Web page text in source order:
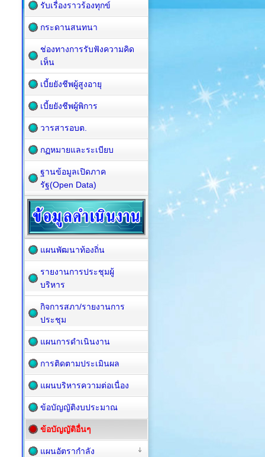
รับเรื่องราวร้องทุกข์
กระดานสนทนา
ช่องทางการรับฟังความคิด
เห็น
เบี้ยยังชีพผู้สูงอายุ
เบี้ยยังชีพผู้พิการ
วารสารอบต.
กฏหมายและระเบียบ
ฐานข้อมูลเปิดภาค
รัฐ(Open Data)
แผนพัฒนาท้องถิ่น
รายงานการประชุมผู้
บริหาร
กิจการสภา/รายงานการ
ประชุม
แผนการดำเนินงาน
การติดตามประเมินผล
แผนบริหารความต่อเนื่อง
ข้อบัญญัติงบประมาณ
ข้อบัญญัติอื่นๆ
แผนอัตรากำลัง